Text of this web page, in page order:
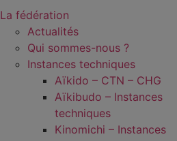
La fédération
Actualités
Qui sommes-nous ?
Instances techniques
Aïkido – CTN – CHG
Aïkibudo – Instances
techniques
Kinomichi – Instances